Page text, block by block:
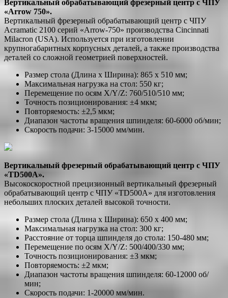
Вертикальный обрабатывающий фрезерный центр с ЧПУ
«Arrow 750».
Вертикальный фрезерный обрабатывающий центр с ЧПУ
Acramatic 2100 серий «Arrow-750» производства Cincinnati
Milacron (USA). Используется при изготовлении
крупногабаритных корпусных деталей, а также производства
деталей со сложной геометрией поверхностей.
Размер стола (Длина х Ширина): 865 х 510 мм;
Максимальная нагрузка на стол: 550 кг;
Перемещение по осям X/Y/Z: 760/510/510 мм;
Точность позиционирования: ±4 мкм;
Повторяемость: ±2,5 мкм;
Диапазон частоты вращения шпинделя: 60-6000 об/мин;
Скорость подачи: 3-15000 мм/мин.
Вертикальный фрезерный обрабатывающий центр с ЧПУ
«TD500A».
Высокоскоростной прецизионный вертикальный фрезерный
обрабатывающий центр с ЧПУ «TD500A» для изготовления
небольших плоских деталей высокой точности.
Размер стола (Длина х Ширина): 650 х 400 мм;
Максимальная нагрузка на стол: 300 кг;
Расстояние от торца шпинделя до стола: 150-480 мм;
Перемещение по осям X/Y/Z: 500/400/330 мм;
Точность позиционирования: ±3 мкм;
Повторяемость: ±2 мкм;
Диапазон частоты вращения шпинделя: 60-12000 об/
мин;
Скорость подачи: 1-20000 мм/мин.